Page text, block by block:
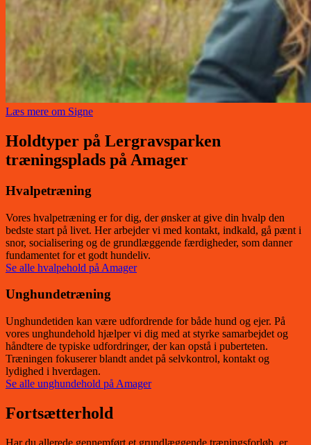
Læs mere om Signe
Holdtyper på Lergravsparken
træningsplads på Amager
Hvalpetræning
Vores hvalpetræning er for dig, der ønsker at give din hvalp den
bedste start på livet. Her arbejder vi med kontakt, indkald, gå pænt i
snor, socialisering og de grundlæggende færdigheder, som danner
fundamentet for et godt hundeliv.
Se alle hvalpehold på Amager
Unghundetræning
Unghundetiden kan være udfordrende for både hund og ejer. På
vores unghundehold hjælper vi dig med at styrke samarbejdet og
håndtere de typiske udfordringer, der kan opstå i puberteten.
Træningen fokuserer blandt andet på selvkontrol, kontakt og
lydighed i hverdagen.
Se alle unghundehold på Amager
Fortsætterhold
Har du allerede gennemført et grundlæggende træningsforløb, er